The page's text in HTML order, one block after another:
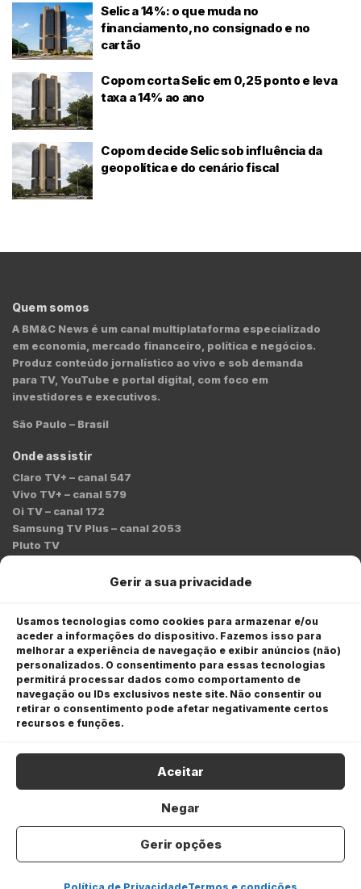
Gerir a sua privacidade
Usamos tecnologias como cookies para armazenar e/ou
aceder a informações do dispositivo. Fazemos isso para
melhorar a experiência de navegação e exibir anúncios (não)
personalizados. O consentimento para essas tecnologias
permitirá processar dados como comportamento de
navegação ou IDs exclusivos neste site. Não consentir ou
retirar o consentimento pode afetar negativamente certos
recursos e funções.
Aceitar
Negar
Gerir opções
Selic a 14%: o que muda no
financiamento, no consignado e no
cartão
Copom corta Selic em 0,25 ponto e leva
taxa a 14% ao ano
Copom decide Selic sob influência da
geopolítica e do cenário fiscal
Quem somos
A BM&C News é um canal multiplataforma especializado
em economia, mercado financeiro, política e negócios.
Produz conteúdo jornalístico ao vivo e sob demanda
para TV, YouTube e portal digital, com foco em
investidores e executivos.
São Paulo – Brasil
Onde assistir
Claro TV+ – canal 547
Vivo TV+ – canal 579
Oi TV – canal 172
Samsung TV Plus – canal 2053
Pluto TV
redacao@bmcnews.com.br
Comercial:
comercial@bmcnews.com.br
Anuncie na BM&C News
A BM&C News conecta marcas a milhões de investidores
através de TV, YouTube e plataformas digitais.
COPYRIGHT © 2026 BM&C News. Todos os direitos
reservados.